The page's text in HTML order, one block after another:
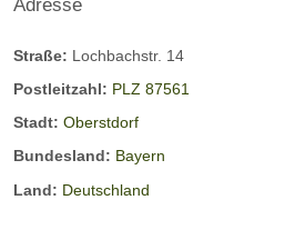
Straße: Lochbachstr. 14
Postleitzahl: PLZ 87561
Stadt: Oberstdorf
Bundesland: Bayern
Land: Deutschland